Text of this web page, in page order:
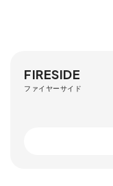
FIRESIDE
ファイヤーサイド